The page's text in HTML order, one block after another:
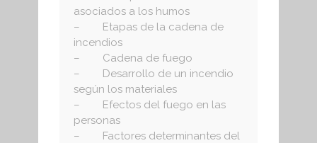
asociados a los humos
– Etapas de la cadena de
incendios
– Cadena de fuego
– Desarrollo de un incendio
según los materiales
– Efectos del fuego en las
personas
– Factores determinantes del